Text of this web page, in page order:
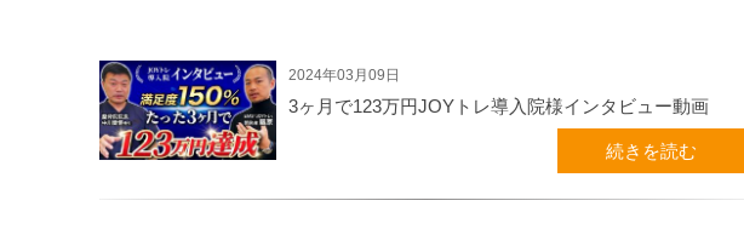
2024年03月09日
3ヶ月で123万円JOYトレ導入院様インタビュー動画
続きを読む